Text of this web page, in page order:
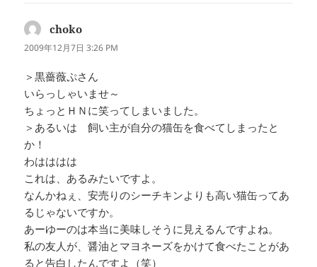
choko
り:
2009年12月7日 3:26 PM
＞黒薔薇ぷさん
いらっしゃいませ～
ちょっとＨＮに笑ってしまいました。
＞あるいは 飼い主が自分の猫缶を食べてしまったと
か！
わはははは
これは、あるみたいですよ。
なんかねぇ、安売りのシーチキンよりも高い猫缶ってあ
るじゃないですか。
あーゆーのは本当に美味しそうに見えるんですよね。
私の友人が、醤油とマヨネーズをかけて食べたことがあ
ると告白したんですよ（笑）